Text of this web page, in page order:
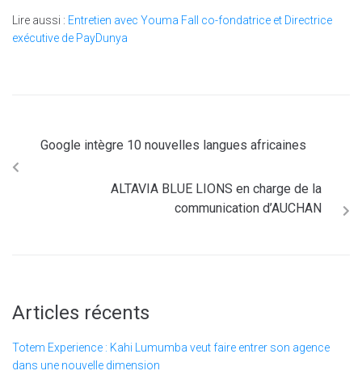
Lire aussi : Entretien avec Youma Fall co-fondatrice et Directrice
exécutive de PayDunya
Google intègre 10 nouvelles langues africaines
ALTAVIA BLUE LIONS en charge de la
communication d’AUCHAN
Articles récents
Totem Experience : Kahi Lumumba veut faire entrer son agence
dans une nouvelle dimension